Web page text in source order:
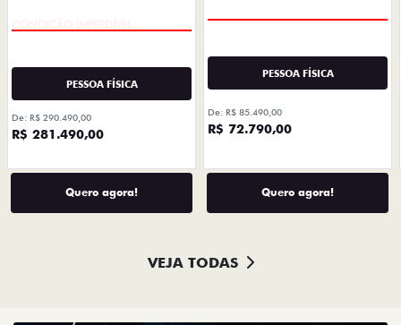
PESSOA FÍSICA
De: R$ 290.490,00
R$ 281.490,00
Quero agora!
PESSOA FÍSICA
De: R$ 85.490,00
R$ 72.790,00
Quero agora!
VEJA TODAS